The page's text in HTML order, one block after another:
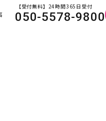
【受付無料】24時間365日受付
050-5578-9800